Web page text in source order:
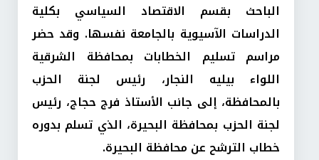
الباحث بقسم الاقتصاد السياسي بكلية
الدراسات الآسيوية بالجامعة نفسها. وقد حضر
مراسم تسليم الخطابات بمحافظة الشرقية
اللواء بيليه النجار، رئيس لجنة الحزب
بالمحافظة، إلى جانب الأستاذ فرج حجاج، رئيس
لجنة الحزب بمحافظة البحيرة، الذي تسلم بدوره
خطاب الترشح عن محافظة البحيرة.